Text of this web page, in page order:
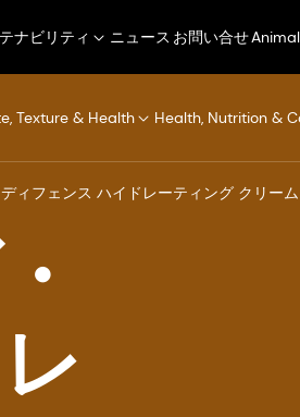
ナビリティ ニュース お問い合せ
Texture & Health Health, Nutrition &
ィフェンス ハイドレーティング クリー